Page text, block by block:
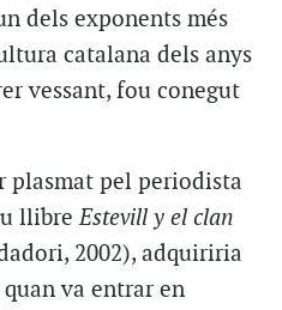
dels exponents més
catalana dels anys
vessant, fou conegut
plasmat pel periodista
llibreEstevill y el clan
2002), adquiriria
va entrar en